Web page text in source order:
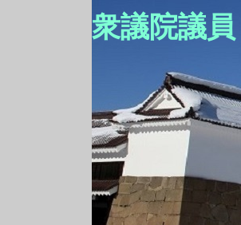
衆議院議